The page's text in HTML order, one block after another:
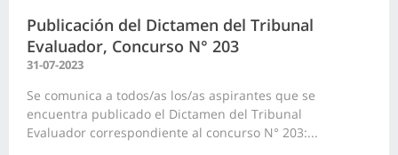
Publicación del Dictamen del Tribunal
Evaluador, Concurso N° 203
31-07-2023
Se comunica a todos/as los/as aspirantes que se
encuentra publicado el Dictamen del Tribunal
Evaluador correspondiente al concurso N° 203:...